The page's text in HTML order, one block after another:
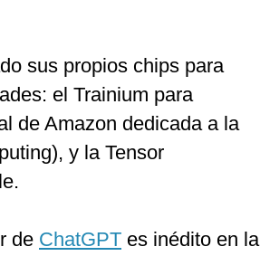
sus propios chips para
el Trainium para
de Amazon dedicada a la
y la Tensor
de ChatGPT es inédito en la